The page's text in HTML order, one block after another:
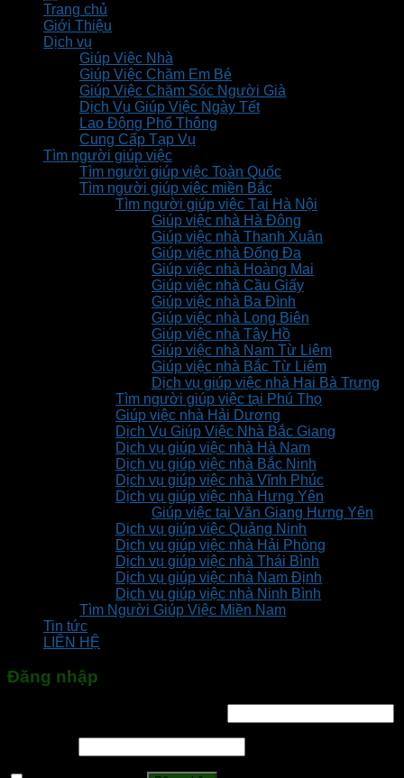
Trang chủ
Giới Thiệu
Dịch vụ
Giúp Việc Nhà
Giúp Việc Chăm Em Bé
Giúp Việc Chăm Sóc Người Già
Dịch Vụ Giúp Việc Ngày Tết
Lao Động Phổ Thông
Cung Cấp Tạp Vụ
Tìm người giúp việc
Tìm người giúp việc Toàn Quốc
Tìm người giúp việc miền Bắc
Tìm người giúp việc Tại Hà Nội
Giúp việc nhà Hà Đông
Giúp việc nhà Thanh Xuân
Giúp việc nhà Đống Đa
Giúp việc nhà Hoàng Mai
Giúp việc nhà Cầu Giấy
Giúp việc nhà Ba Đình
Giúp việc nhà Long Biên
Giúp việc nhà Tây Hồ
Giúp việc nhà Nam Từ Liêm
Giúp việc nhà Bắc Từ Liêm
Dịch vụ giúp việc nhà Hai Bà Trưng
Tìm người giúp việc tại Phú Thọ
Giúp việc nhà Hải Dương
Dịch Vụ Giúp Việc Nhà Bắc Giang
Dịch vụ giúp việc nhà Hà Nam
Dịch vụ giúp việc nhà Bắc Ninh
Dịch vụ giúp việc nhà Vĩnh Phúc
Dịch vụ giúp việc nhà Hưng Yên
Giúp việc tại Văn Giang Hưng Yên
Dịch vụ giúp việc Quảng Ninh
Dịch vụ giúp việc nhà Hải Phòng
Dịch vụ giúp việc nhà Thái Bình
Dịch vụ giúp việc nhà Nam Định
Dịch vụ giúp việc nhà Ninh Bình
Tìm Người Giúp Việc Miền Nam
Tin tức
LIÊN HỆ
Đăng nhập